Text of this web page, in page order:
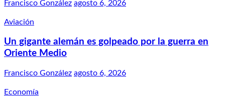
Francisco González agosto 6, 2026
Aviación
Un gigante alemán es golpeado por la guerra en
Oriente Medio
Francisco González agosto 6, 2026
Economía